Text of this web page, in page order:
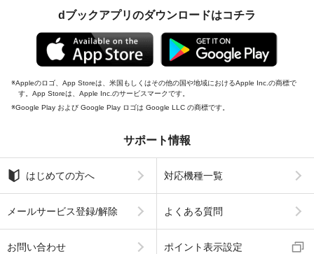
dブックアプリのダウンロードはコチラ
Appleのロゴ、App Storeは、米国もしくはその他の国や地域におけるApple Inc.の商標で
す。App Storeは、Apple Inc.のサービスマークです。
Google Play および Google Play ロゴは Google LLC の商標です。
サポート情報
はじめての方へ 対応機種一覧
メールサービス登録/解除 よくある質問
お問い合わせ ポイント表示設定